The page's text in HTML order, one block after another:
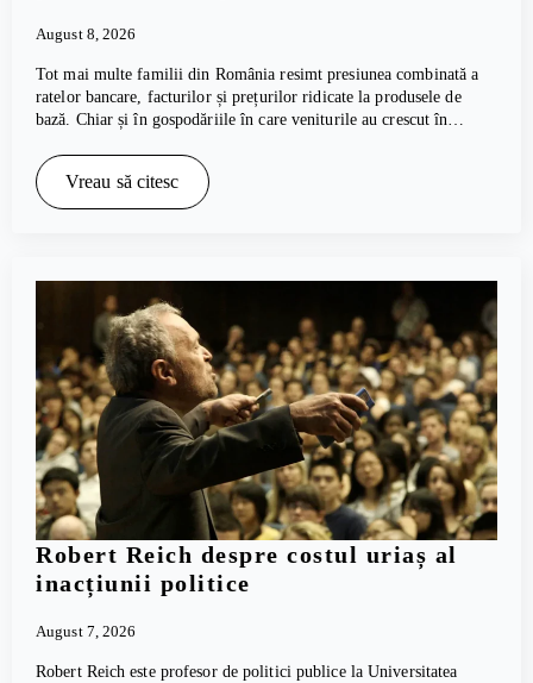
August 8, 2026
Tot mai multe familii din România resimt presiunea combinată a
ratelor bancare, facturilor și prețurilor ridicate la produsele de
bază. Chiar și în gospodăriile în care veniturile au crescut în…
Vreau să citesc
Robert Reich despre costul uriaș al
inacțiunii politice
August 7, 2026
Robert Reich este profesor de politici publice la Universitatea